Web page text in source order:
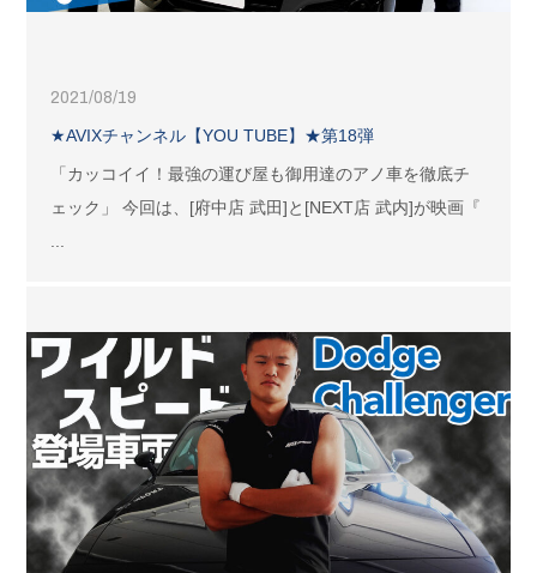
2021/08/19
★AVIXチャンネル【YOU TUBE】★第18弾
「カッコイイ！最強の運び屋も御用達のアノ車を徹底チ
ェック」 今回は、[府中店 武田]と[NEXT店 武内]が映画『